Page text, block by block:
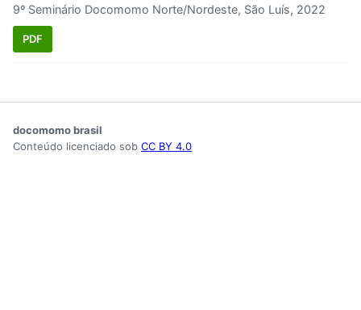
9º Seminário Docomomo Norte/Nordeste, São Luís, 2022
PDF
docomomo brasil
Conteúdo licenciado sob CC BY 4.0